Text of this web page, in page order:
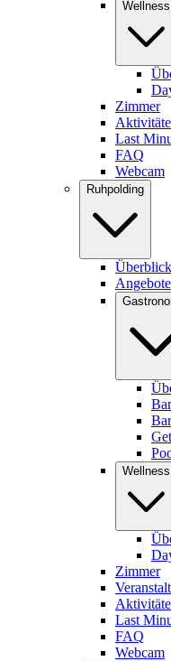
Wellness
Zimmer
Last
FAQ
Webcam
Ruhpolding
Angebote
Bar
Wellness
Zimmer
Last
FAQ
Webcam